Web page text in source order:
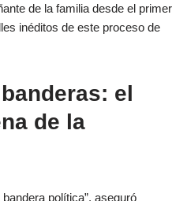
de la familia desde el primer
inéditos de este proceso de
el
de la
política”, aseguró